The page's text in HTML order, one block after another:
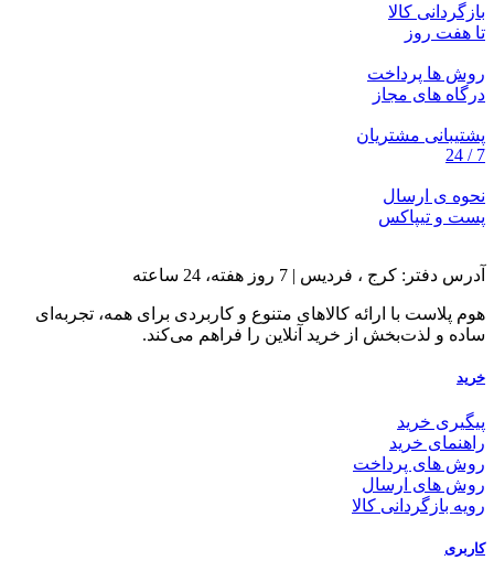
بازگردانی کالا
تا هفت روز
روش ها پرداخت
درگاه های مجاز
پشتیبانی مشتریان
7 / 24
نحوه ی ارسال
پست و تیپاکس
آدرس دفتر: کرج ، فردیس | 7 روز هفته، 24 ساعته
هوم پلاست با ارائه کالاهای متنوع و کاربردی برای همه، تجربه‌ای
ساده و لذت‌بخش از خرید آنلاین را فراهم می‌کند.
خرید
پیگیری خرید
راهنمای خرید
روش های پرداخت
روش های ارسال
رویه بازگردانی کالا
کاربری